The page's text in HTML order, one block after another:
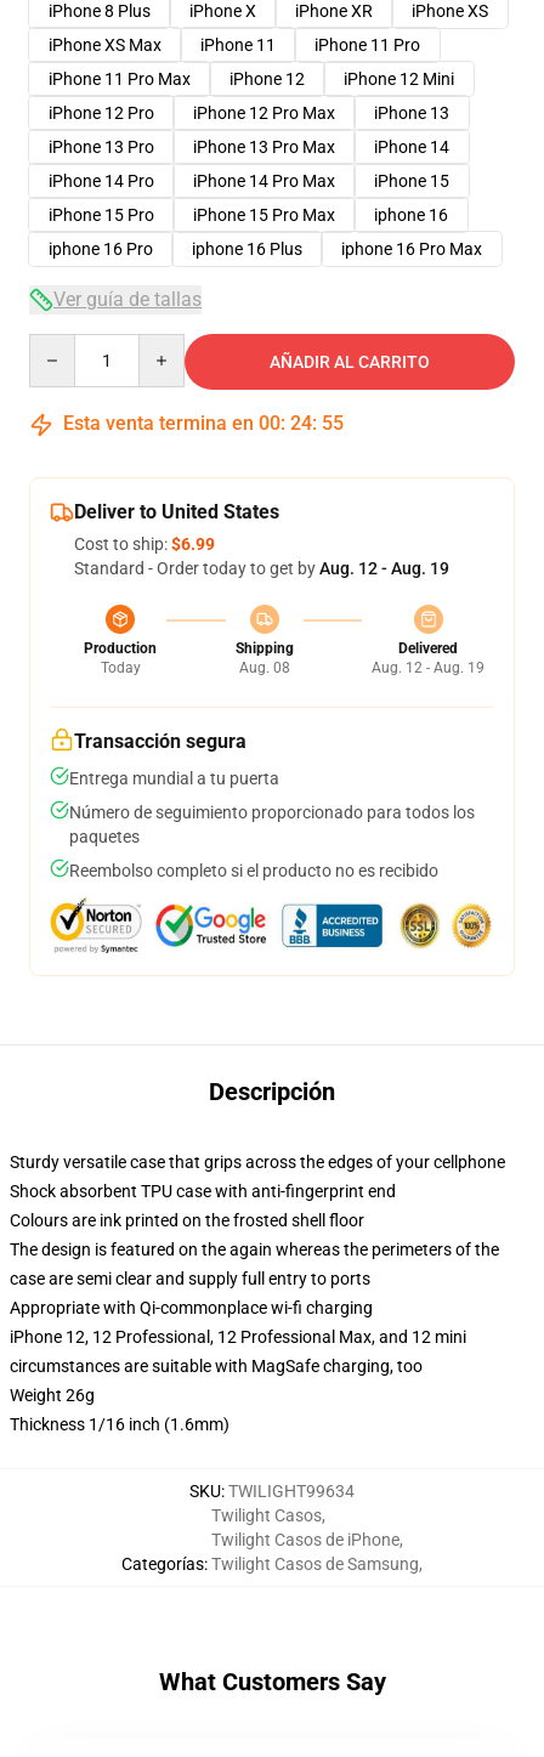
iPhone 8 Plus
iPhone X iPhone XR
iPhone XS
iPhone XS Max
iPhone 11
iPhone 11 Pro
iPhone 11 Pro Max
iPhone 12
iPhone 12 Mini
iPhone 12 Pro
iPhone 12 Pro Max
iPhone 13
iPhone 13 Pro
iPhone 13 Pro Max
iPhone 14
iPhone 14 Pro
iPhone 14 Pro Max
iPhone 15
iPhone 15 Pro
iPhone 15 Pro Max
iphone 16
iphone 16 Pro
iphone 16 Plus iphone 16 Pro Max
Ver guía de tallas
AÑADIR AL CARRITO
Esta venta termina en 00: 24: 54
Deliver to United States
Cost to ship:$6.99
Standard - Order today to get byAug. 12 - Aug. 19
Production
Today
Shipping
Aug. 08
Delivered
Aug. 12 - Aug. 19
Transacción segura
Entrega mundial a tu puerta
Número de seguimiento proporcionado para todos los
paquetes
Reembolso completo si el producto no es recibido
Descripción
Sturdy versatile case that grips across the edges of your cellphone
Shock absorbent TPU case with anti-fingerprint end
Colours are ink printed on the frosted shell floor
The design is featured on the again whereas the perimeters of the
case are semi clear and supply full entry to ports
Appropriate with Qi-commonplace wi-fi charging
iPhone 12, 12 Professional, 12 Professional Max, and 12 mini
circumstances are suitable with MagSafe charging, too
Weight 26g
Thickness 1/16 inch (1.6mm)
SKU:TWILIGHT99634
Categorías:
Twilight Casos,
Twilight Casos de iPhone,
Twilight Casos de Samsung,
What Customers Say